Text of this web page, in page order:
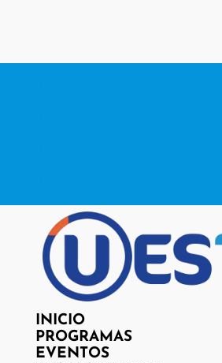
INICIO
PROGRAMAS
EVENTOS